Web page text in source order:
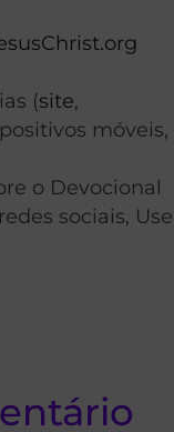
(site,
móveis,
o Devocional
sociais, Use